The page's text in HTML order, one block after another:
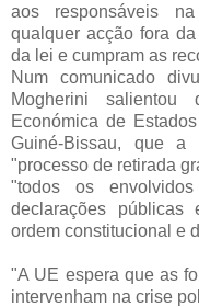
aos responsáveis
qualquer acção fora
da lei e cumpram as
Num comunicado
Mogherini
Económica de
Guiné-Bissau, que
"processo de retirada
"todos os
declarações
ordem constitucional e
"A UE espera que as
intervenham na crise